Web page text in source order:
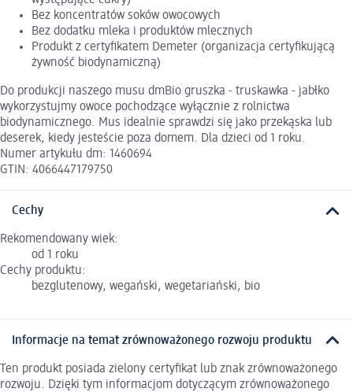
Bez koncentratów soków owocowych
Bez dodatku mleka i produktów mlecznych
Produkt z certyfikatem Demeter (organizacja certyfikującą
żywność biodynamiczną)
Do produkcji naszego musu dmBio gruszka - truskawka - jabłko
wykorzystujmy owoce pochodzące wyłącznie z rolnictwa
biodynamicznego. Mus idealnie sprawdzi się jako przekąska lub
deserek, kiedy jesteście poza domem. Dla dzieci od 1 roku.
Numer artykułu dm: 1460694
GTIN: 4066447179750
Cechy
Rekomendowany wiek:
od 1 roku
Cechy produktu:
bezglutenowy, wegański, wegetariański, bio
Informacje na temat zrównoważonego rozwoju produktu
Ten produkt posiada zielony certyfikat lub znak zrównoważonego
rozwoju. Dzięki tym informacjom dotyczącym zrównoważonego